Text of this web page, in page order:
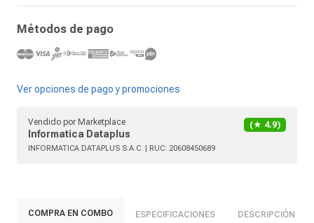
Métodos de pago
Ver opciones de pago y promociones
Vendido por Marketplace
Informatica Dataplus
(★ 4.9)
INFORMATICA DATAPLUS S.A.C. | RUC: 20608450689
COMPRA EN COMBO ESPECIFICACIONES DESCRIPCIÓN